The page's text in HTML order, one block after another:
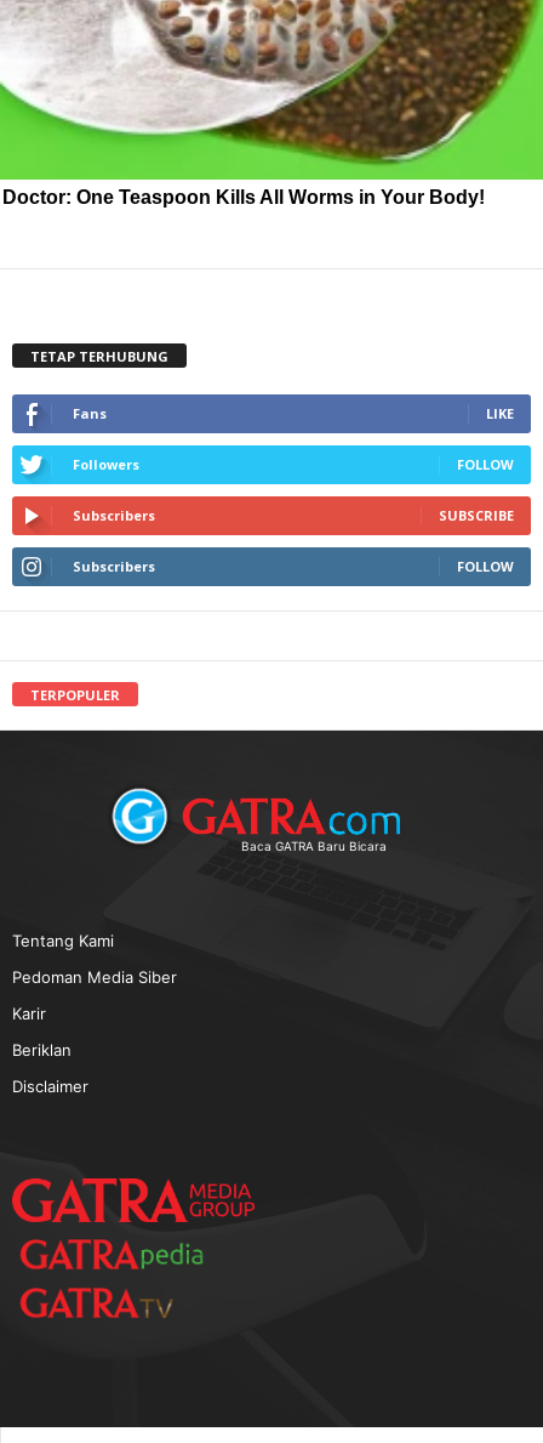
Doctor: One Teaspoon Kills All Worms in Your Body!
TETAP TERHUBUNG
Fans LIKE
Followers FOLLOW
Subscribers SUBSCRIBE
Subscribers FOLLOW
TERPOPULER